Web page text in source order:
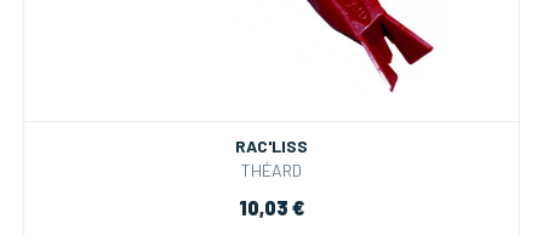
RAC'LISS
THÉARD
10,03 €